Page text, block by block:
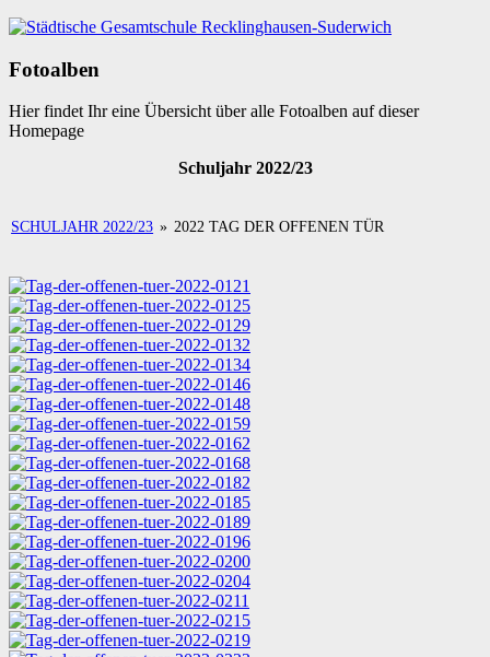
Fotoalben
Hier findet Ihr eine Übersicht über alle Fotoalben auf dieser
Homepage
Schuljahr 2022/23
SCHULJAHR 2022/23 » 2022 TAG DER OFFENEN TÜR